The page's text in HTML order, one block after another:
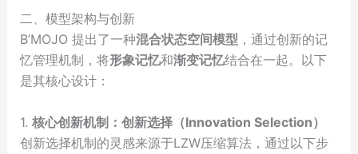
二、模型架构与创新
B’MOJO 提出了一种混合状态空间模型 ，通过创新的记
忆管理机制，将形象记忆和渐变记忆结合在一起。以下
是其核心设计：
1. 核心创新机制：创新选择（Innovation Selection）
创新选择机制的灵感来源于LZW压缩算法，通过以下步